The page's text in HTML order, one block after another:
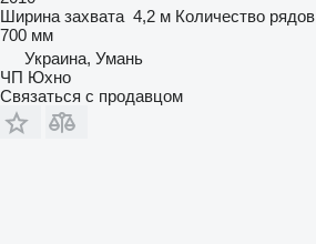
Ширина захвата 4,2 м Количество рядов
700 мм
Украина, Умань
ЧП Юхно
Связаться с продавцом